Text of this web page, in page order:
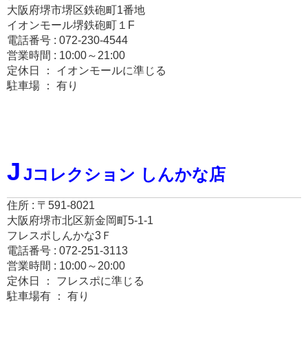
大阪府堺市堺区鉄砲町1番地
イオンモール堺鉄砲町１F
電話番号 : 072-230-4544
営業時間 : 10:00～21:00
定休日 ： イオンモールに準じる
駐車場 ： 有り
J Jコレクション しんかな店
住所 : 〒591-8021
大阪府堺市北区新金岡町5-1-1
フレスポしんかな3Ｆ
電話番号 : 072-251-3113
営業時間 : 10:00～20:00
定休日 ： フレスポに準じる
駐車場有 ： 有り